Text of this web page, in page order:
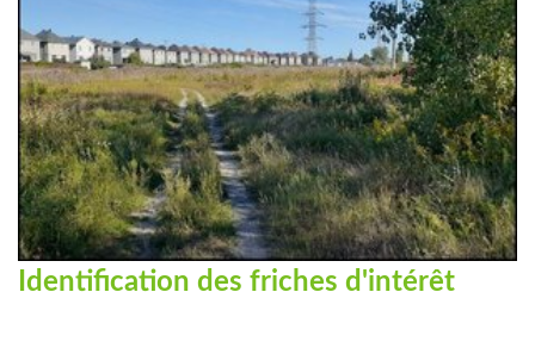
Identification des friches d'intérêt